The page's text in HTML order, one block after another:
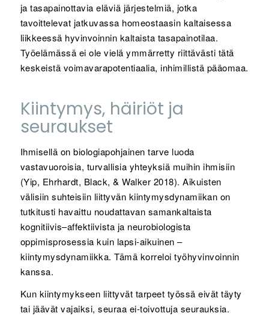
ja tasapainottavia eläviä järjestelmiä, jotka
tavoittelevat jatkuvassa homeostaasin kaltaisessa
liikkeessä hyvinvoinnin kaltaista tasapainotilaa.
Työelämässä ei ole vielä ymmärretty riittävästi tätä
keskeistä voimavarapotentiaalia, inhimillistä pääomaa.
Kiintymys, häiriöt ja
seuraukset
Ihmisellä on biologiapohjainen tarve luoda
vastavuoroisia, turvallisia yhteyksiä muihin ihmisiin
(Yip, Ehrhardt, Black, & Walker 2018). Aikuisten
välisiin suhteisiin liittyvän kiintymysdynamiikan on
tutkitusti havaittu noudattavan samankaltaista
kognitiivis–affektiivista ja neurobiologista
oppimisprosessia kuin lapsi-aikuinen –
kiintymysdynamiikka. Tämä korreloi työhyvinvoinnin
kanssa.
Kun kiintymykseen liittyvät tarpeet työssä eivät täyty
tai jäävät vajaiksi, seuraa ei-toivottuja seurauksia.